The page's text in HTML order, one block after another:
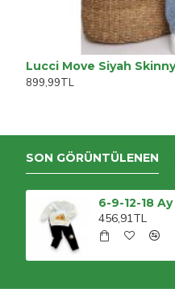
899,99TL
SON GÖRÜNTÜLENEN
456,91TL